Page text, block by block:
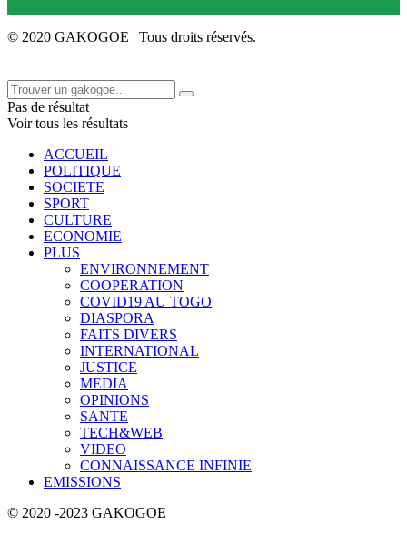
© 2020 GAKOGOE | Tous droits réservés.
Pas de résultat
Voir tous les résultats
ACCUEIL
POLITIQUE
SOCIETE
SPORT
CULTURE
ECONOMIE
PLUS
ENVIRONNEMENT
COOPERATION
COVID19 AU TOGO
DIASPORA
FAITS DIVERS
INTERNATIONAL
JUSTICE
MEDIA
OPINIONS
SANTE
TECH&WEB
VIDEO
CONNAISSANCE INFINIE
EMISSIONS
© 2020 -2023 GAKOGOE